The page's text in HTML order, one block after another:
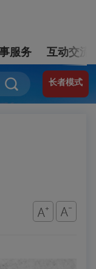
服务 互动交流
长者模式